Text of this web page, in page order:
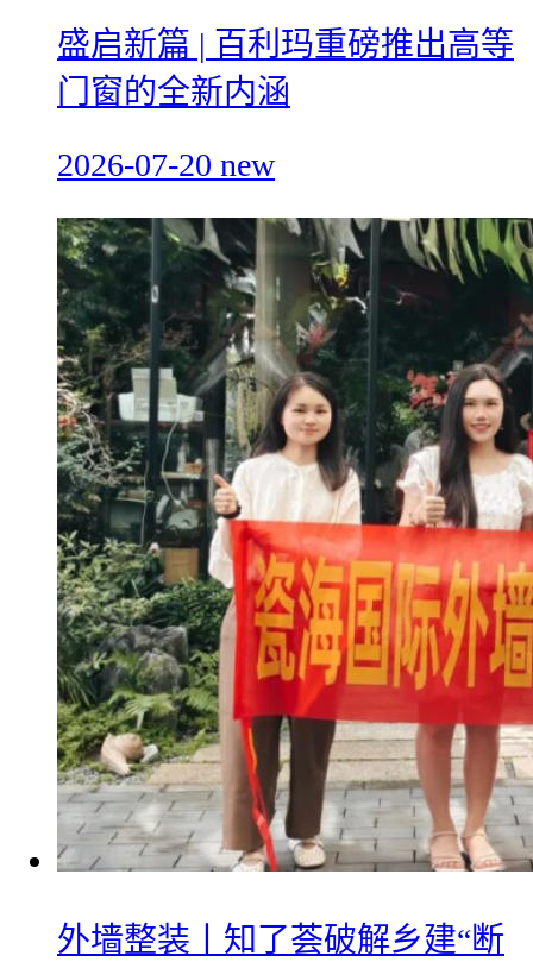
盛启新篇 | 百利玛重磅推出高等
门窗的全新内涵
2026-07-20 new
外墙整装丨知了荟破解乡建“断